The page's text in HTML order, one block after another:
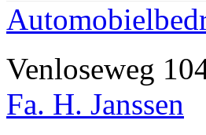
Venloseweg
Fa. H. Janssen